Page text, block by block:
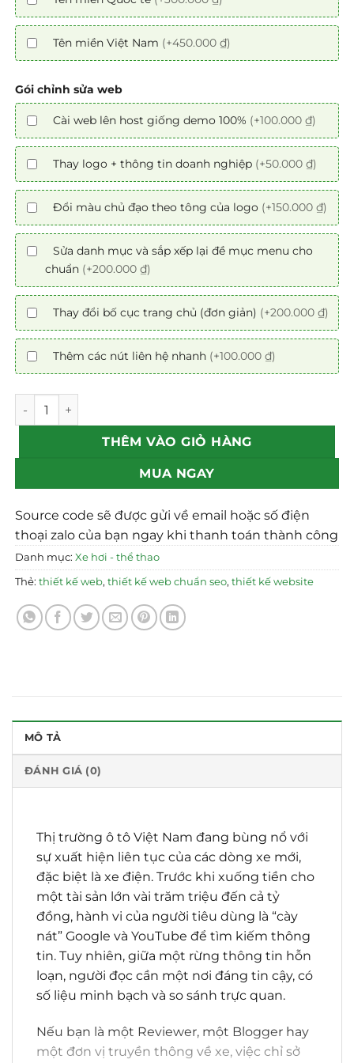
Tên miền Việt Nam (+450.000 ₫)
Gói chỉnh sửa web
Cài web lên host giống demo 100% (+100.000 ₫)
Thay logo + thông tin doanh nghiệp (+50.000 ₫)
Đổi màu chủ đạo theo tông của logo (+150.000 ₫)
Sửa danh mục và sắp xếp lại đề mục menu cho
chuẩn (+200.000 ₫)
Thay đổi bố cục trang chủ (đơn giản) (+200.000 ₫)
Thêm các nút liên hệ nhanh (+100.000 ₫)
Mẫu theme Website review xe hơi chuẩn SEO số lượng
THÊM VÀO GIỎ HÀNG
MUA NGAY
Source code sẽ được gửi về email hoặc số điện
thoại zalo của bạn ngay khi thanh toán thành công
Danh mục:Xe hơi - thể thao
Thẻ:thiết kế web,thiết kế web chuẩn seo,thiết kế website
MÔ TẢ
ĐÁNH GIÁ (0)
Thị trường ô tô Việt Nam đang bùng nổ với
sự xuất hiện liên tục của các dòng xe mới,
đặc biệt là xe điện. Trước khi xuống tiền cho
một tài sản lớn vài trăm triệu đến cả tỷ
đồng, hành vi của người tiêu dùng là “cày
nát” Google và YouTube để tìm kiếm thông
tin. Tuy nhiên, giữa một rừng thông tin hỗn
loạn, người đọc cần một nơi đáng tin cậy, có
số liệu minh bạch và so sánh trực quan.
Nếu bạn là một Reviewer, một Blogger hay
một đơn vị truyền thông về xe, việc chỉ sở